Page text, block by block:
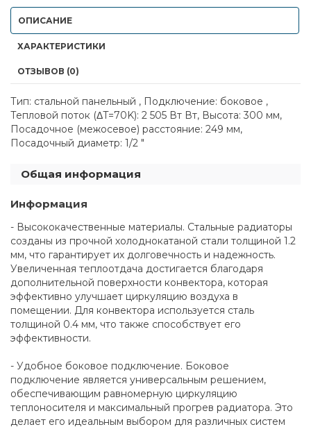
ОПИСАНИЕ
ХАРАКТЕРИСТИКИ
ОТЗЫВОВ (0)
Тип: стальной панельный , Подключение: боковое ,
Тепловой поток (ΔT=70K): 2 505 Вт Вт, Высота: 300 мм,
Посадочное (межосевое) расстояние: 249 мм,
Посадочный диаметр: 1/2 "
Общая информация
Информация
- Высококачественные материалы. Стальные радиаторы
созданы из прочной холоднокатаной стали толщиной 1.2
мм, что гарантирует их долговечность и надежность.
Увеличенная теплоотдача достигается благодаря
дополнительной поверхности конвектора, которая
эффективно улучшает циркуляцию воздуха в
помещении. Для конвектора используется сталь
толщиной 0.4 мм, что также способствует его
эффективности.
- Удобное боковое подключение. Боковое
подключение является универсальным решением,
обеспечивающим равномерную циркуляцию
теплоносителя и максимальный прогрев радиатора. Это
делает его идеальным выбором для различных систем